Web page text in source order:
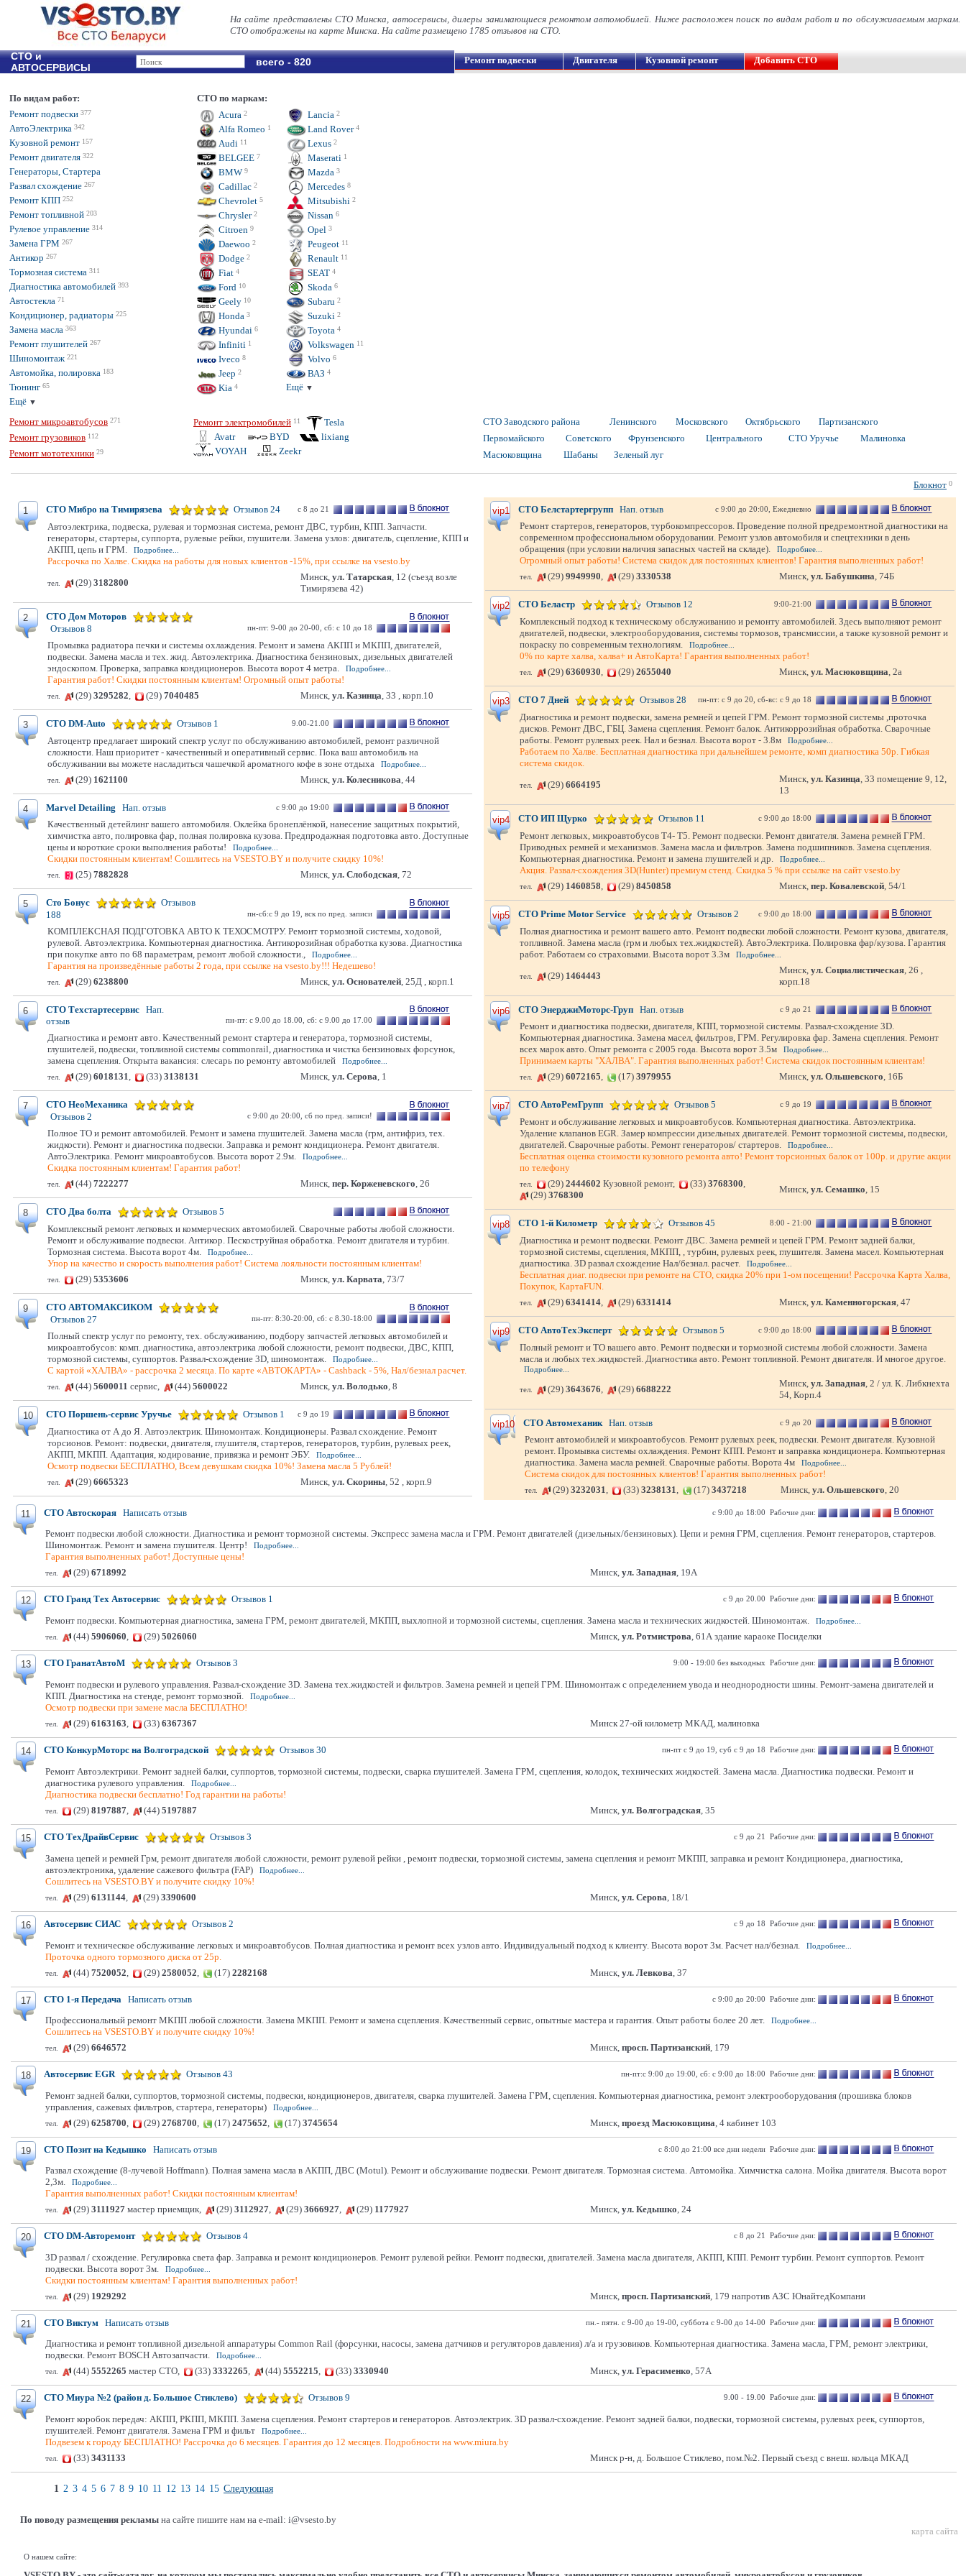
На сайте представлены СТО Минска, автосервисы, дилеры занимающиеся ремонтом автомобилей. Ниже расположен поиск по видам работ и по обслуживаемым маркам.
СТО отображены на карте Минска. На сайте размещено 1785 отзывов на СТО.
СТО и
АВТОСЕРВИСЫ
всего - 820 Ремонт подвески Двигателя Кузовной ремонт Добавить СТО
По видам работ:
СТО по маркам:
Ремонт подвески 377
АвтоЭлектрика 342
Кузовной ремонт 157
Ремонт двигателя 322
Генераторы, Стартера
Развал схождение 267
Ремонт КПП 252
Ремонт топливной 203
Рулевое управление 314
Замена ГРМ 267
Антикор 267
Тормозная система 311
Диагностика автомобилей 393
Автостекла 71
Кондиционер, радиаторы 225
Замена масла 363
Ремонт глушителей 267
Шиномонтаж 221
Автомойка, полировка 183
Тюнинг 65
Ещё ▼
Acura 2
Alfa Romeo 1
Audi 11
BELGEE 7
BMW 9
Cadillac 2
Chevrolet 5
Chrysler 2
Citroen 9
Daewoo 2
Dodge 2
Fiat 4
Ford 10
Geely 10
Honda 3
Hyundai 6
Infiniti 1
Iveco 8
Jeep 2
Kia 4
Lancia 2
Land Rover 4
Lexus 2
Maserati 1
Mazda 3
Mercedes 8
Mitsubishi 2
Nissan 6
Opel 3
Peugeot 11
Renault 11
SEAT 4
Skoda 6
Subaru 2
Suzuki 2
Toyota 4
Volkswagen 11
Volvo 6
ВАЗ 4
Ещё ▼
Ремонт микроавтобусов 271
Ремонт грузовиков 112
Ремонт мототехники 29
Ремонт электромобилей 11
Tesla
Avatr
BYD
lixiang
VOYAH
Zeekr
СТО Заводского района Ленинского Московского Октябрьского
Партизанского
Первомайского
Советского Фрунзенского Центрального СТО Уручье
Малиновка
Масюковщина
Шабаны Зеленый луг
Блокнот 0
vip1 СТО Белстартергрупп Нап. отзыв с 9:00 до 20:00, Ежедневно
Ремонт стартеров, генераторов, турбокомпрессоров. Проведение полной предремонтной диагностики на
современном профессиональном оборудовании. Ремонт узлов автомобиля и спецтехники в день
обращения (при условии наличия запасных частей на складе).
Подробнее...
Огромный опыт работы! Система скидок для постоянных клиентов! Гарантия выполненных работ!
тел. (29) 9949990, (29) 3330538 Минск, ул. Бабушкина, 74Б
vip2 СТО Беластр Отзывов 12 9:00-21:00
Комплексный подход к техническому обслуживанию и ремонту автомобилей. Здесь выполняют ремонт
двигателей, подвески, электрооборудования, системы тормозов, трансмиссии, а также кузовной ремонт и
покраску по современным технологиям.
Подробнее...
0% по карте халва, халва+ и АвтоКарта! Гарантия выполненных работ!
тел. (29) 6360930, (29) 2655040 Минск, ул. Масюковщина, 2а
vip3 СТО 7 Дней Отзывов 28 пн-пт: с 9 до 20, сб-вс: с 9 до 18
Диагностика и ремонт подвески, замена ремней и цепей ГРМ. Ремонт тормозной системы ,проточка
дисков. Ремонт ДВС, ГБЦ. Замена сцепления. Ремонт балок. Антикоррозийная обработка. Сварочные
работы. Ремонт рулевых реек. Нал и безнал. Высота ворот - 3.8м
Подробнее...
Работаем по Халве. Бесплатная диагностика при дальнейшем ремонте, комп диагностика 50р. Гибкая
система скидок.
тел. (29) 6664195
Минск, ул. Казинца, 33 помещение 9, 12,
13
vip4 СТО ИП Щурко Отзывов 11 с 9:00 до 18:00
Ремонт легковых, микроавтобусов Т4- Т5. Ремонт подвески. Ремонт двигателя. Замена ремней ГРМ.
Приводных ремней и механизмов. Замена масла и фильтров. Замена подшипников. Замена сцепления.
Компьютерная диагностика. Ремонт и замена глушителей и др.
Подробнее...
Акция. Развал-схождения 3D(Hunter) премиум стенд. Скидка 5 % при ссылке на сайт vsesto.by
тел. (29) 1460858, (29) 8450858 Минск, пер. Ковалевской, 54/1
vip5 СТО Prime Motor Service Отзывов 2 с 9:00 до 18:00
Полная диагностика и ремонт вашего авто. Ремонт подвески любой сложности. Ремонт кузова, двигателя,
топливной. Замена масла (грм и любых тех.жидкостей). АвтоЭлектрика. Полировка фар/кузова. Гарантия
работ. Работаем со страховыми. Высота ворот 3.3м
Подробнее...
тел. (29) 1464443
Минск, ул. Социалистическая, 26 ,
корп.18
vip6 СТО ЭнерджиМоторс-Груп Нап. отзыв с 9 до 21
Ремонт и диагностика подвески, двигателя, КПП, тормозной системы. Развал-схождение 3D.
Компьютерная диагностика. Замена масел, фильтров, ГРМ. Регулировка фар. Замена сцепления. Ремонт
всех марок авто. Опыт ремонта с 2005 года. Высота ворот 3.5м
Подробнее...
Принимаем карты "ХАЛВА". Гарантия выполненных работ! Система скидок постоянным клиентам!
тел. (29) 6072165, (17) 3979955 Минск, ул. Ольшевского, 16Б
vip7 СТО АвтоРемГрупп Отзывов 5 с 9 до 19
Ремонт и обслуживание легковых и микроавтобусов. Компьютерная диагностика. Автоэлектрика.
Удаление клапанов EGR. Замер компрессии дизельных двигателей. Ремонт тормозной системы, подвески,
двигателей. Сварочные работы. Ремонт генераторов/ стартеров.
Подробнее...
Бесплатная оценка стоимости кузовного ремонта авто! Ремонт торсионных балок от 100р. и другие акции
по телефону
тел. (29) 2444602 Кузовной ремонт, (33) 3768300,
(29) 3768300
Минск, ул. Семашко, 15
vip8 СТО 1-й Километр Отзывов 45 8:00 - 21:00
Диагностика и ремонт подвески. Ремонт ДВС. Замена ремней и цепей ГРМ. Ремонт задней балки,
тормозной системы, сцепления, МКПП, , турбин, рулевых реек, глушителя. Замена масел. Компьютерная
диагностика. 3D развал схождение Нал/безнал. расчет.
Подробнее...
Бесплатная диаг. подвески при ремонте на СТО, скидка 20% при 1-ом посещении! Рассрочка Карта Халва,
Покупок, КартаFUN.
тел. (29) 6341414, (29) 6331414 Минск, ул. Каменногорская, 47
vip9 СТО АвтоТехЭксперт Отзывов 5 с 9:00 до 18:00
Полный ремонт и ТО вашего авто. Ремонт подвески и тормозной системы любой сложности. Замена
масла и любых тех.жидкостей. Диагностика авто. Ремонт топливной. Ремонт двигателя. И многое другое.
Подробнее...
тел. (29) 3643676, (29) 6688222
Минск, ул. Западная, 2 / ул. К. Либкнехта
54, Корп.4
vip10 СТО Автомеханик Нап. отзыв с 9 до 20
Ремонт автомобилей и микроавтобусов. Ремонт рулевых реек, подвески. Ремонт двигателя. Кузовной
ремонт. Промывка системы охлаждения. Ремонт КПП. Ремонт и заправка кондиционера. Компьютерная
диагностика. Замена масла ремней. Сварочные работы. Ворота 4м
Подробнее...
Система скидок для постоянных клиентов! Гарантия выполненных работ!
тел. (29) 3232031, (33) 3238131, (17) 3437218 Минск, ул. Ольшевского, 20
1 СТО Мибро на Тимирязева Отзывов 24 с 8 до 21
Автоэлектрика, подвеска, рулевая и тормозная система, ремонт ДВС, турбин, КПП. Запчасти.
генераторы, стартеры, суппорта, рулевые рейки, глушители. Замена узлов: двигатель, сцепление, КПП и
АКПП, цепь и ГРМ.
Подробнее...
Рассрочка по Халве. Скидка на работы для новых клиентов -15%, при ссылке на vsesto.by
тел. (29)3182800
Минск,ул. Татарская, 12 (съезд возле
Тимирязева 42)
2
СТО Дом Моторов
Отзывов 8
пн-пт: 9-00 до 20-00, сб: с 10 до 18
Промывка радиатора печки и системы охлаждения. Ремонт и замена АКПП и МКПП, двигателей,
подвески. Замена масла и тех. жид. Автоэлектрика. Диагностика бензиновых, дизельных двигателей
эндоскопом. Проверка, заправка кондиционеров. Высота ворот 4 метра.
Подробнее...
Гарантия работ! Скидки постоянным клиентам! Огромный опыт работы!
тел. (29)3295282, (29)7040485 Минск,ул. Казинца, 33 , корп.10
3 СТО DM-Auto Отзывов 1 9.00-21.00
Автоцентр предлагает широкий спектр услуг по обслуживанию автомобилей, ремонт различной
сложности. Наш приоритет - качественный и оперативный сервис. Пока ваш автомобиль на
обслуживании вы можете насладиться чашечкой ароматного кофе в зоне отдыха
Подробнее...
тел.
(29) 1621100 Минск,ул. Колесникова, 44
4 Marvel Detailing Нап. отзыв с 9:00 до 19:00
Качественный детейлинг вашего автомобиля. Оклейка бронеплёнкой, нанесение защитных покрытий,
химчистка авто, полировка фар, полная полировка кузова. Предпродажная подготовка авто. Доступные
цены и короткие сроки выполнения работы!
Подробнее...
Скидки постоянным клиентам! Сошлитесь на VSESTO.BY и получите скидку 10%!
тел. (25)7882828 Минск,ул. Слободская, 72
5 Сто Бонус
Отзывов
188
пн-сб:с 9 до 19, вск по пред. записи
КОМПЛЕКСНАЯ ПОДГОТОВКА АВТО К ТЕХОСМОТРУ. Ремонт тормозной системы, ходовой,
рулевой. Автоэлектрика. Компьютерная диагностика. Антикорозийная обработка кузова. Диагностика
при покупке авто по 68 параметрам, ремонт любой сложности.,
Подробнее...
Гарантия на произведённые работы 2 года, при ссылке на vsesto.by!!! Недешево!
тел. (29)6238800 Минск,ул. Основателей, 25Д , корп.1
6 СТО Техстартесервис
Нап.
отзыв
пн-пт: с 9.00 до 18.00, сб: с 9.00 до 17.00
Диагностика и ремонт авто. Качественный ремонт стартера и генератора, тормозной системы,
глушителей, подвески, топливной системы commonrail, диагностика и чистка бензиновых форсунок,
замена сцепления. Открыта вакансия: слесарь по ремонту автомобилей
Подробнее...
тел.
(29)6018131, (33)3138131 Минск,ул. Серова, 1
7
СТО НеоМеханика
Отзывов 2
с 9:00 до 20:00, сб по пред. записи!
Полное ТО и ремонт автомобилей. Ремонт и замена глушителей. Замена масла (грм, антифриз, тех.
жидкости). Ремонт и диагностика подвески. Заправка и ремонт кондиционера. Ремонт двигателя.
АвтоЭлектрика. Ремонт микроавтобусов. Высота ворот 2.9м.
Подробнее...
Скидка постоянным клиентам! Гарантия работ!
тел. (44)7222277 Минск,пер. Корженевского, 26
8 СТО Два болта
Отзывов 5
Комплексный ремонт легковых и коммерческих автомобилей. Сварочные работы любой сложности.
Ремонт и обслуживание подвески. Антикор. Пескоструйная обработка. Ремонт двигателя и турбин.
Тормозная система. Высота ворот 4м.
Подробнее...
Упор на качество и скорость выполнения работ! Система лояльности постоянным клиентам!
тел. (29)5353606 Минск,ул. Карвата, 73/7
9
СТО АВТОМАКСИКОМ
Отзывов 27
пн-пт: 8:30-20:00, сб: с 8.30-18:00
Полный спектр услуг по ремонту, тех. обслуживанию, подбору запчастей легковых автомобилей и
микроавтобусов: комп. диагностика, автоэлектрика любой сложности, ремонт подвески, ДВС, КПП,
тормозной системы, суппортов. Развал-схождение 3D, шиномонтаж.
Подробнее...
С картой «ХАЛВА» - рассрочка 2 месяца. По карте «АВТОКАРТА» - Сashback - 5%, Нал/безнал расчет.
тел. (44)5600011 сервис, (44)5600022 Минск,ул. Володько, 8
10 СТО Поршень-сервис Уручье Отзывов 1 с 9 до 19
Диагностика от А до Я. Автоэлектрик. Шиномонтаж. Кондиционеры. Развал схождение. Ремонт
торсионов. Ремонт: подвески, двигателя, глушителя, стартеров, генераторов, турбин, рулевых реек,
АКПП, МКПП. Адаптация, кодирование, привязка и ремонт ЭБУ.
Подробнее...
Осмотр подвески БЕСПЛАТНО, Всем девушкам скидка 10%! Замена масла 5 Рублей!
тел. (29)6665323 Минск,ул. Скорины, 52 , корп.9
11 СТО Автоскорая Написать отзыв с 9:00 до 18:00 Рабочие дни:
Ремонт подвески любой сложности. Диагностика и ремонт тормозной системы. Экспресс замена масла и ГРМ. Ремонт двигателей (дизельных/бензиновых). Цепи и ремня ГРМ, сцепления. Ремонт генераторов, стартеров.
Шиномонтаж. Ремонт и замена глушителя. Центр!
Подробнее...
Гарантия выполненных работ! Доступные цены!
тел. (29) 6718992 Минск, ул. Западная, 19А
12 СТО Гранд Тех Автосервис Отзывов 1 с 9 до 20.00 Рабочие дни:
Ремонт подвески. Компьютерная диагностика, замена ГРМ, ремонт двигателей, МКПП, выхлопной и тормозной системы, сцепления. Замена масла и технических жидкостей. Шиномонтаж.
Подробнее...
тел.
(44) 5906060, (29) 5026060 Минск, ул. Ротмистрова, 61А здание караоке Посиделки
13 СТО ГранатАвтоМ Отзывов 3 9:00 - 19:00 без выходных Рабочие дни:
Ремонт подвески и рулевого управления. Развал-схождение 3D. Замена тех.жидкостей и фильтров. Замена ремней и цепей ГРМ. Шиномонтаж с определением увода и неоднородности шины. Ремонт-замена двигателей и
КПП. Диагностика на стенде, ремонт тормозной.
Подробнее...
Осмотр подвески при замене масла БЕСПЛАТНО!
тел. (29) 6163163, (33) 6367367 Минск 27-ой километр МКАД, малиновка
14 СТО КонкурМоторс на Волгоградской Отзывов 30 пн-пт с 9 до 19, суб с 9 до 18 Рабочие дни:
Ремонт Автоэлектрики. Ремонт задней балки, суппортов, тормозной системы, подвески, сварка глушителей. Замена ГРМ, сцепления, колодок, технических жидкостей. Замена масла. Диагностика подвески. Ремонт и
диагностика рулевого управления.
Подробнее...
Диагностика подвески бесплатно! Год гарантии на работы!
тел. (29) 8197887, (44) 5197887 Минск, ул. Волгоградская, 35
15 СТО ТехДрайвСервис Отзывов 3 с 9 до 21 Рабочие дни:
Замена цепей и ремней Грм, ремонт двигателя любой сложности, ремонт рулевой рейки , ремонт подвески, тормозной системы, замена сцепления и ремонт МКПП, заправка и ремонт Кондиционера, диагностика,
автоэлектроника, удаление сажевого фильтра (FAP)
Подробнее...
Сошлитесь на VSESTO.BY и получите скидку 10%!
тел. (29) 6131144, (29) 3390600 Минск, ул. Серова, 18/1
16 Автосервис СИАС Отзывов 2 с 9 до 18 Рабочие дни:
Ремонт и техническое обслуживание легковых и микроавтобусов. Полная диагностика и ремонт всех узлов авто. Индивидуальный подход к клиенту. Высота ворот 3м. Расчет нал/безнал. Подробнее...
Проточка одного тормозного диска от 25р.
тел. (44) 7520052, (29) 2580052, (17) 2282168 Минск, ул. Левкова, 37
17 СТО 1-я Передача Написать отзыв с 9:00 до 20:00 Рабочие дни:
Профессиональный ремонт МКПП любой сложности. Замена МКПП. Ремонт и замена сцепления. Качественный сервис, опытные мастера и гарантия. Опыт работы более 20 лет. Подробнее...
Сошлитесь на VSESTO.BY и получите скидку 10%!
тел. (29) 6646572 Минск, просп. Партизанский, 179
18 Автосервис EGR Отзывов 43 пн-пт:c 9:00 до 19:00, сб: с 9:00 до 18:00 Рабочие дни:
Ремонт задней балки, суппортов, тормозной системы, подвески, кондиционеров, двигателя, сварка глушителей. Замена ГРМ, сцепления. Компьютерная диагностика, ремонт электрооборудования (прошивка блоков
управления, сажевых фильтров, стартера, генераторы)
Подробнее...
тел.
(29) 6258700, (29) 2768700, (17) 2475652, (17) 3745654 Минск, проезд Масюковщина, 4 кабинет 103
19 СТО Позит на Кедышко Написать отзыв с 8:00 до 21:00 все дни недели Рабочие дни:
Развал схождение (8-лучевой Hoffmann). Полная замена масла в АКПП, ДВС (Motul). Ремонт и обслуживание подвески. Ремонт двигателя. Тормозная система. Автомойка. Химчистка салона. Мойка двигателя. Высота ворот
2,3м.
Подробнее...
Гарантия выполненных работ! Скидки постоянным клиентам!
тел. (29) 3111927 мастер приемщик, (29) 3112927, (29) 3666927, (29) 1177927 Минск, ул. Кедышко, 24
20 СТО DM-Авторемонт Отзывов 4 с 8 до 21 Рабочие дни:
3D развал / схождение. Регулировка света фар. Заправка и ремонт кондиционеров. Ремонт рулевой рейки. Ремонт подвески, двигателей. Замена масла двигателя, АКПП, КПП. Ремонт турбин. Ремонт суппортов. Ремонт
подвески. Высота ворот 3м.
Подробнее...
Скидки постоянным клиентам! Гарантия выполненных работ!
тел. (29) 1929292 Минск, просп. Партизанский, 179 напротив АЗС ЮнайтедКомпани
21 СТО Виктум Написать отзыв пн.- пятн. с 9-00 до 19-00, суббота с 9-00 до 14-00 Рабочие дни:
Диагностика и ремонт топливной дизельной аппаратуры Common Rail (форсунки, насосы, замена датчиков и регуляторов давления) л/а и грузовиков. Компьютерная диагностика. Замена масла, ГРМ, ремонт электрики,
подвески. Ремонт BOSCH Автозапчасти.
Подробнее...
тел.
(44) 5552265 мастер СТО, (33) 3332265, (44) 5552215, (33) 3330940 Минск, ул. Герасименко, 57А
22 СТО Миура №2 (район д. Большое Стиклево) Отзывов 9 9.00 - 19.00 Рабочие дни:
Ремонт коробок передач: АКПП, РКПП, МКПП. Замена сцепления. Ремонт стартеров и генераторов. Автоэлектрик. 3D развал-схождение. Ремонт задней балки, подвески, тормозной системы, рулевых реек, суппортов,
глушителей. Ремонт двигателя. Замена ГРМ и фильт
Подробнее...
Подвезем к городу БЕСПЛАТНО! Рассрочка до 6 месяцев. Гарантия до 12 месяцев. Подробности на www.miura.by
тел. (33) 3431133 Минск р-н, д. Большое Стиклево, пом.№2. Первый съезд с внеш. кольца МКАД
1 2 3 4 5 6 7 8 9 10 11 12 13 14 15 Следующая
По поводу размещения рекламы на сайте пишите нам на e-mail: i@vsesto.by
карта сайта
О нашем сайте: